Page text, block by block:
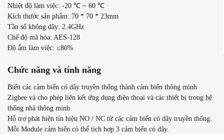
Nhiệt độ làm việc: -20 ℃ ~ 60 ℃
Kích thước sản phẩm: 70 * 70 * 23mm
Tần số không dây: 2.4GHz
Chế độ mã hóa: AES-128
Độ ẩm làm việc: ≤80%
Chức năng và tính năng
Biến các cảm biến có dây truyền thống thành cảm biến thông minh
Zigbee và cho phép liên kết ứng dụng điện thoại và các thiết bị trong hệ
thống nhà thông minh.
Hỗ trợ phát hiện tín hiệu NO / NC từ các cảm biến có dây truyền thống.
Mỗi Module cảm biến có thể tích hợp 3 cảm biến có dây.